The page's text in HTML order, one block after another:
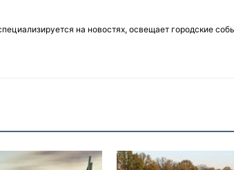
на новостях, освещает городские